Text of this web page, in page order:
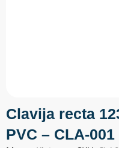
Clavija recta
PVC – CLA-